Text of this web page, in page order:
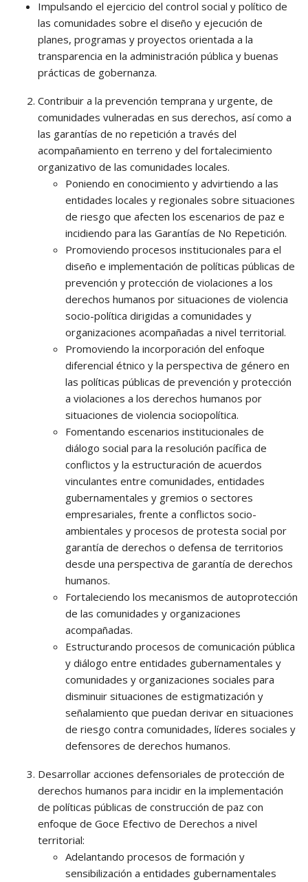
Impulsando el ejercicio del control social y político de
las comunidades sobre el diseño y ejecución de
planes, programas y proyectos orientada a la
transparencia en la administración pública y buenas
prácticas de gobernanza.
Contribuir a la prevención temprana y urgente, de
comunidades vulneradas en sus derechos, así como a
las garantías de no repetición a través del
acompañamiento en terreno y del fortalecimiento
organizativo de las comunidades locales.
Poniendo en conocimiento y advirtiendo a las
entidades locales y regionales sobre situaciones
de riesgo que afecten los escenarios de paz e
incidiendo para las Garantías de No Repetición.
Promoviendo procesos institucionales para el
diseño e implementación de políticas públicas de
prevención y protección de violaciones a los
derechos humanos por situaciones de violencia
socio-política dirigidas a comunidades y
organizaciones acompañadas a nivel territorial.
Promoviendo la incorporación del enfoque
diferencial étnico y la perspectiva de género en
las políticas públicas de prevención y protección
a violaciones a los derechos humanos por
situaciones de violencia sociopolítica.
Fomentando escenarios institucionales de
diálogo social para la resolución pacífica de
conflictos y la estructuración de acuerdos
vinculantes entre comunidades, entidades
gubernamentales y gremios o sectores
empresariales, frente a conflictos socio-
ambientales y procesos de protesta social por
garantía de derechos o defensa de territorios
desde una perspectiva de garantía de derechos
humanos.
Fortaleciendo los mecanismos de autoprotección
de las comunidades y organizaciones
acompañadas.
Estructurando procesos de comunicación pública
y diálogo entre entidades gubernamentales y
comunidades y organizaciones sociales para
disminuir situaciones de estigmatización y
señalamiento que puedan derivar en situaciones
de riesgo contra comunidades, líderes sociales y
defensores de derechos humanos.
Desarrollar acciones defensoriales de protección de
derechos humanos para incidir en la implementación
de políticas públicas de construcción de paz con
enfoque de Goce Efectivo de Derechos a nivel
territorial:
Adelantando procesos de formación y
sensibilización a entidades gubernamentales